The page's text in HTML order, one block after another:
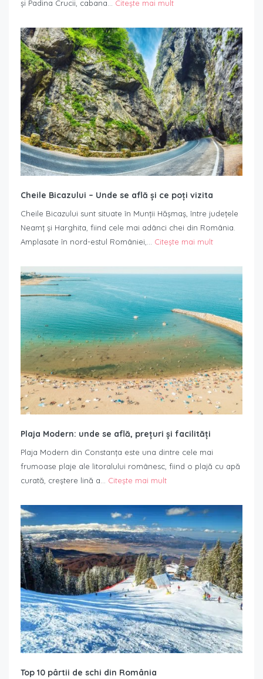
și Padina Crucii, cabana… Citește mai mult
Cheile Bicazului – Unde se află și ce poți vizita
Cheile Bicazului sunt situate în Munții Hășmaș, între județele
Neamț și Harghita, fiind cele mai adânci chei din România.
Amplasate în nord-estul României,… Citește mai mult
Plaja Modern: unde se află, prețuri și facilități
Plaja Modern din Constanța este una dintre cele mai
frumoase plaje ale litoralului românesc, fiind o plajă cu apă
curată, creștere lină a… Citește mai mult
Top 10 pârtii de schi din România